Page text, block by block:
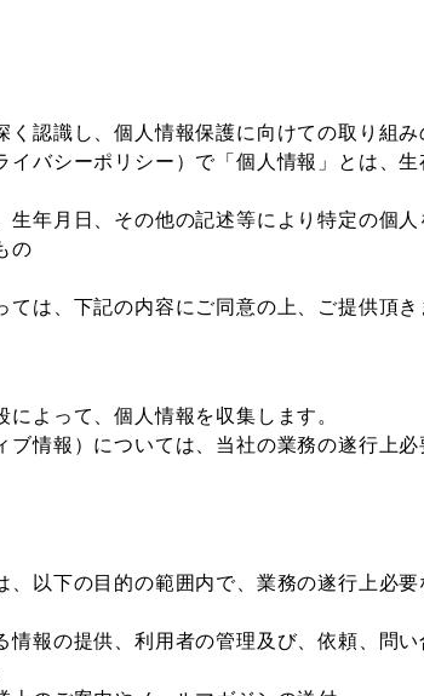
く認識し、個人情報保護に向けての取り組
イバシーポリシー）で「個人情報」とは、
生年月日、その他の記述等により特定の個
の
は、下記の内容にご同意の上、ご提供頂き
よって、個人情報を収集します。
情報）については、当社の業務の遂行上必
以下の目的の範囲内で、業務の遂行上必要
情報の提供、利用者の管理及び、依頼、問